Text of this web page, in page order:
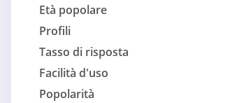
Età popolare
Profili
Tasso di risposta
Facilità d'uso
Popolarità